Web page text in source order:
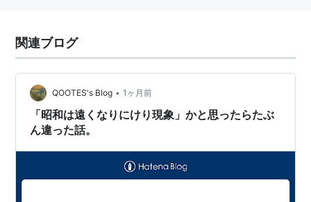
2006年2月1日：社名を「株式会社イー・マーキュリ
ー」から「株式会社ミクシィ」に変更。
2008年11月27日：mixi Platformの開放、年齢制限の
（18歳以上から15歳以上への）引き下げ、登録制の
導入を告知。
2009年1月30日：EMAの「コミュニティサイト運用
管理体制認定制度」に適合する携帯サイトとして認
関連ブログ
QOOTES's Blog • 1ヶ月前
「昭和は遠くなりにけり現象」かと思ったらたぶ
ん違った話。